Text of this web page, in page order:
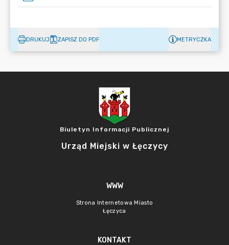
DRUKUJ ZAPISZ DO PDF METRYCZKA
Biuletyn Informacji Publicznej
Urząd Miejski w Łęczycy
WWW
Strona Internetowa Miasto
Łęczyca
KONTAKT